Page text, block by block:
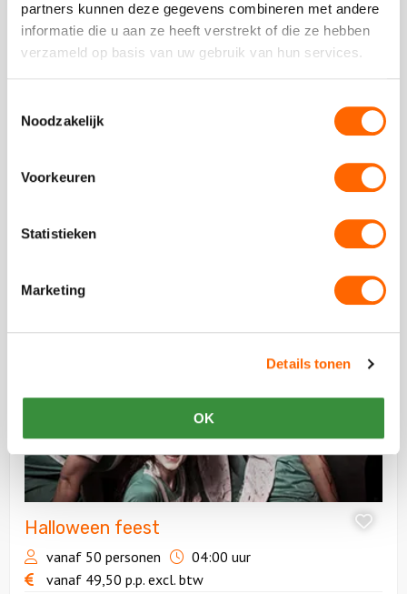
partners kunnen deze gegevens combineren met andere
informatie die u aan ze heeft verstrekt of die ze hebben
verzameld op basis van uw gebruik van hun services.
Noodzakelijk
Voorkeuren
Statistieken
Marketing
Details tonen
OK
Bedrijfsfestival
Een festival als bedrijfsfeest is ongekend populair. Lekker
disco en gezellig ontspannen met jouw collega's: kortom
Bekijk
feest
Halloween feest
vanaf 50 personen
04:00 uur
vanaf 49,50 p.p. excl. btw